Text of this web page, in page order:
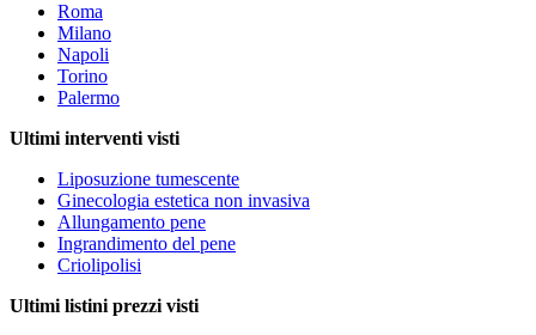
Roma
Milano
Napoli
Torino
Palermo
Ultimi interventi visti
Liposuzione tumescente
Ginecologia estetica non invasiva
Allungamento pene
Ingrandimento del pene
Criolipolisi
Ultimi listini prezzi visti